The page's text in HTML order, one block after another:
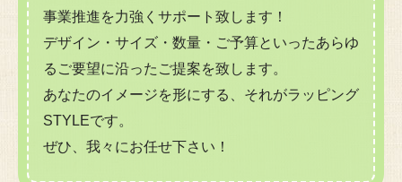
事業推進を力強くサポート致します！
デザイン・サイズ・数量・ご予算といったあらゆ
るご要望に沿ったご提案を致します。
あなたのイメージを形にする、それがラッピング
STYLEです。
ぜひ、我々にお任せ下さい！